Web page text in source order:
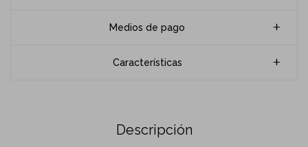
Medios de pago
Características
Descripción